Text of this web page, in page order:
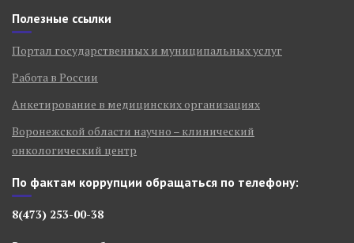
Полезные ссылки
Портал государственных и муниципальных услуг
Работа в России
Анкетирование в медицинских организациях
Воронежской области научно – клинический
онкологический центр
По фактам коррупции обращаться по телефону:
8(473) 253-00-38